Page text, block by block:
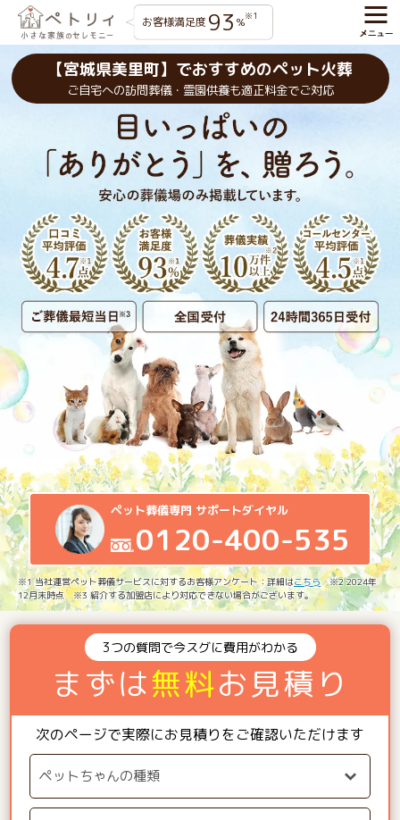
お客様満足度 93 %※1
【宮城県美里町】でおすすめのペット火葬
ご自宅への訪問葬儀・霊園供養も適正料金でご対応
ペット葬儀専門 サポートダイヤル
0120-400-535
※1 当社運営ペット葬儀サービスに対するお客様アンケート：詳細はこちら ※2 2024年
12月末時点 ※3 紹介する加盟店により対応できない場合がございます。
3つの質問で今スグに費用がわかる
まずは無料お見積り
次のページで実際にお見積りをご確認いただけます